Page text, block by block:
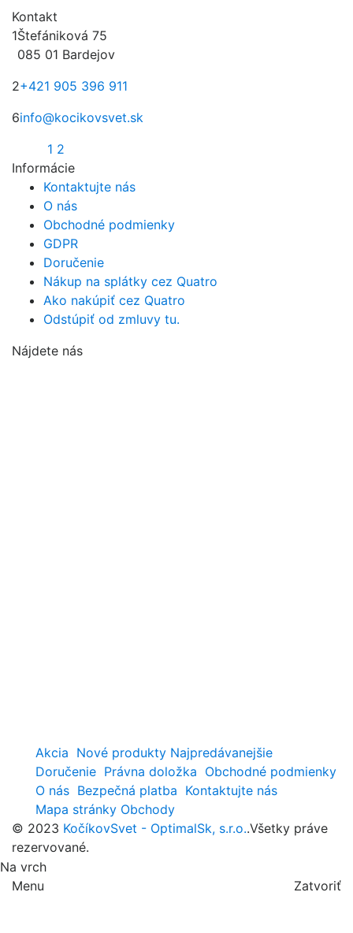
Kontakt
1Štefániková 75
085 01 Bardejov
2+421 905 396 911
6info@kocikovsvet.sk
1 2
Informácie
Kontaktujte nás
O nás
Obchodné podmienky
GDPR
Doručenie
Nákup na splátky cez Quatro
Ako nakúpiť cez Quatro
Odstúpiť od zmluvy tu.
Nájdete nás
Akcia Nové produkty Najpredávanejšie
Doručenie Právna doložka Obchodné podmienky
O nás Bezpečná platba Kontaktujte nás
Mapa stránky Obchody
© 2023 KočíkovSvet - OptimalSk, s.r.o..Všetky práve
rezervované.
Na vrch
Menu
Zatvoriť